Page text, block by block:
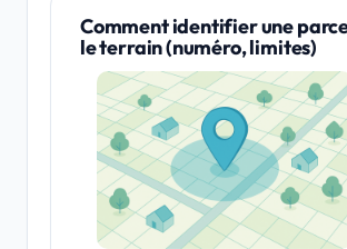
Comment identifier une
le terrain (numéro, limites)